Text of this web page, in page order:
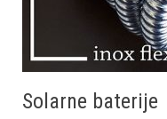
Solarne baterije